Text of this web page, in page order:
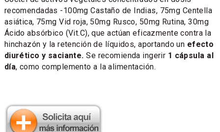
recomendadas -100mg Castaño de Indias, 75mg Centella
asiática, 75mg Vid roja, 50mg Rusco, 50mg Rutina, 30mg
Ácido absórbico (Vit.C), que actúan eficazmente contra la
hinchazón y la retención de líquidos, aportando un efecto
diurético y saciante. Se recomienda ingerir 1 cápsula al
día, como complemento a la alimentación.